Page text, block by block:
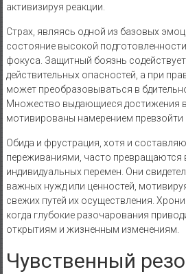
активизируя реакции.
Страх, являясь одной из базовых
состояние высокой
фокуса. Защитный боязнь содействует
действительных опасностей, а при
может преобразовываться в
Множество выдающиеся достижения
мотивированы намерением превзойти
Обида и фрустрация, хотя и
переживаниями, часто превращаются
индивидуальных перемен. Они
важных нужд или ценностей,
свежих путей их осуществления.
когда глубокие разочарования
открытиям и жизненным изменениям.
Чувственный